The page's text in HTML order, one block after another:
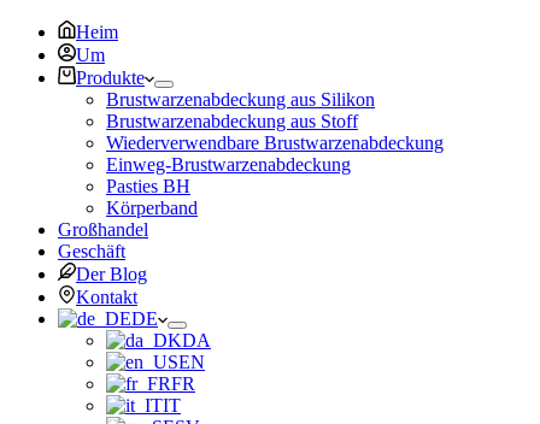
Heim
Um
Produkte
Brustwarzenabdeckung aus Silikon
Brustwarzenabdeckung aus Stoff
Wiederverwendbare Brustwarzenabdeckung
Einweg-Brustwarzenabdeckung
Pasties BH
Körperband
Großhandel
Geschäft
Der Blog
Kontakt
DE
DA
EN
FR
IT